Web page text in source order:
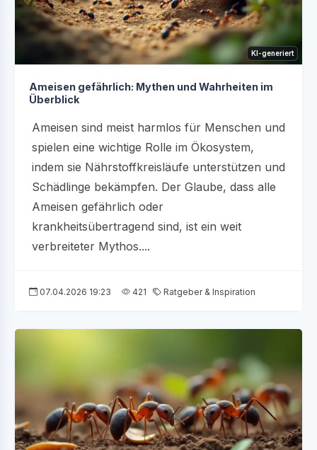
KI-generiert
Ameisen gefährlich: Mythen und Wahrheiten im
Überblick
Ameisen sind meist harmlos für Menschen und
spielen eine wichtige Rolle im Ökosystem,
indem sie Nährstoffkreisläufe unterstützen und
Schädlinge bekämpfen. Der Glaube, dass alle
Ameisen gefährlich oder
krankheitsübertragend sind, ist ein weit
verbreiteter Mythos....
07.04.2026 19:23 421 Ratgeber & Inspiration